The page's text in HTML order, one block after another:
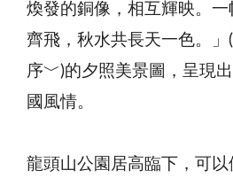
煥發的銅像，相互輝映。
齊飛，秋水共長天一色。」
序﹀)的夕照美景圖，呈現
國風情。
龍頭山公園居高臨下，可